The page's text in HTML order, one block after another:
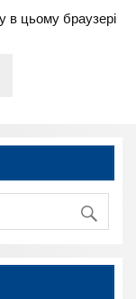
в цьому браузері